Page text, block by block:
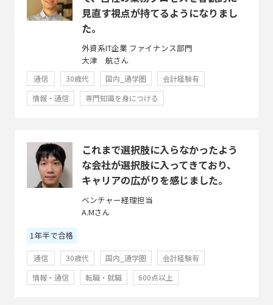
見直す視点が持てるようになりまし
た。
外資系IT企業 ファイナンス部門
大津 航さん
通信 30歳代 国内_通学圏
会計経験有
情報・通信
専門知識を身につける
これまで選択肢に入らなかったよう
な会社が選択肢に入ってきており、
キャリアの広がりを感じました。
ベンチャー経理担当
A.Mさん
1年半で合格
通信 30歳代 国内_通学圏
会計経験有
情報・通信
転職・就職 600点以上